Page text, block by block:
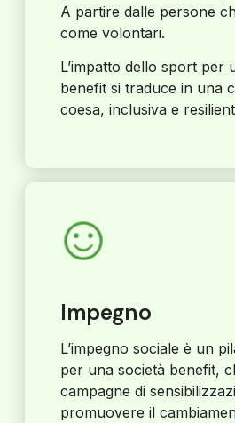
A partire dalle persone
come volontari.
L’impatto dello sport per
benefit si traduce in una
coesa, inclusiva e
Impegno
L’impegno sociale è un
per una società benefit,
campagne di
promuovere il